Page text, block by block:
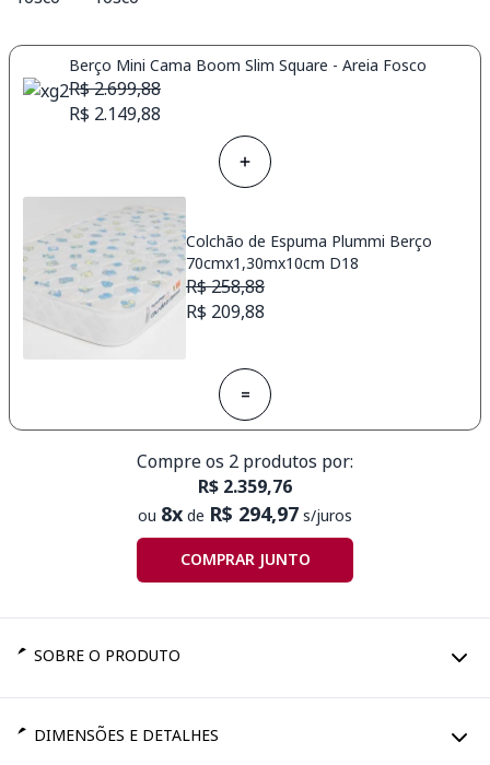
Berço Mini Cama Boom Slim Square - Areia Fosco
R$ 2.699,88
R$ 2.149,88
Colchão de Espuma Plummi Berço
70cmx1,30mx10cm D18
R$ 258,88
R$ 209,88
=
Compre os 2 produtos por:
R$ 2.359,76
ou 8x de R$ 294,97 s/juros
COMPRAR JUNTO
SOBRE O PRODUTO
DIMENSÕES E DETALHES